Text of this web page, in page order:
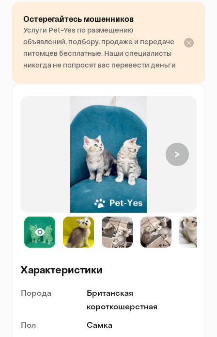
Остерегайтесь мошенников
Услуги Pet-Yes по размещению
объявлений, подбору, продаже и передаче
питомцев бесплатные. Наши специалисты
никогда не попросят вас перевести деньги
Характеристики
Порода
Британская
короткошерстная
Пол Самка